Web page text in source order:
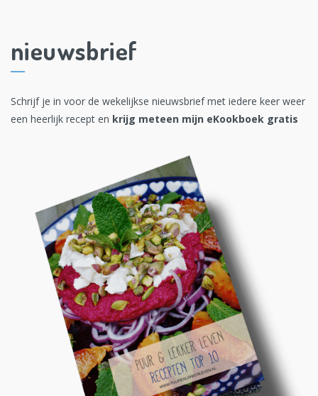
nieuwsbrief
Schrijf je in voor de wekelijkse nieuwsbrief met iedere keer weer
een heerlijk recept en krijg meteen mijn eKookboek gratis